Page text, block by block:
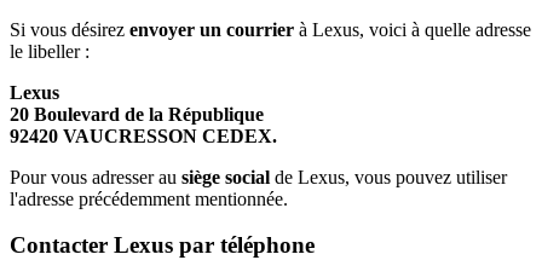
Si vous désirez envoyer un courrier à Lexus, voici à quelle adresse
le libeller :
Lexus
20 Boulevard de la République
92420 VAUCRESSON CEDEX.
Pour vous adresser au siège social de Lexus, vous pouvez utiliser
l'adresse précédemment mentionnée.
Contacter Lexus par téléphone